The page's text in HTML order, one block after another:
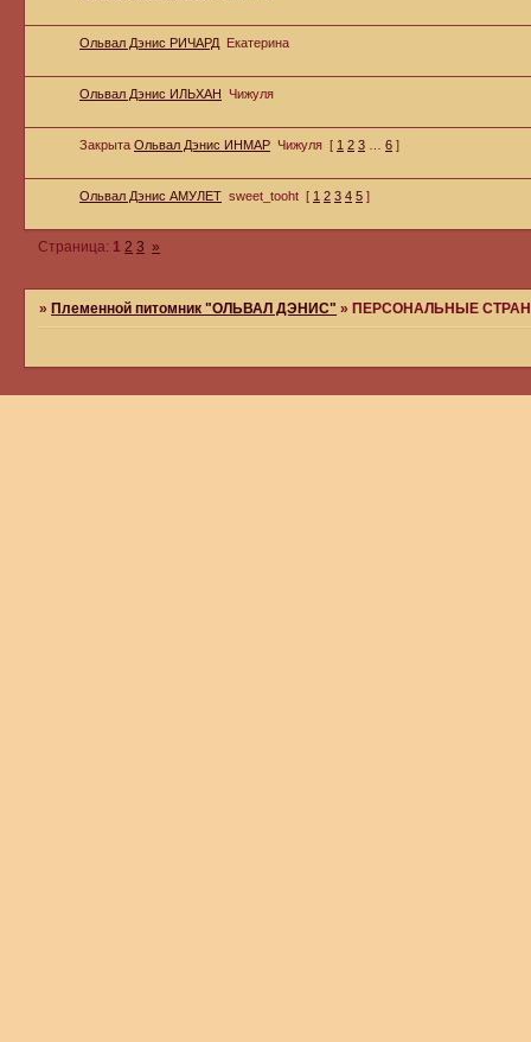
Ольвал Дэнис РИЧАРД Екатерина
Ольвал Дэнис ИЛЬХАН Чижуля
Закрыта Ольвал Дэнис ИНМАР Чижуля [ 1 2 3 6 ]
Ольвал Дэнис АМУЛЕТ sweet_tooht [ 1 2 3 4 5 ]
Страница: 1 2 3 »
» Племенной питомник "ОЛЬВАЛ ДЭНИС" » ПЕРСОНАЛЬНЫЕ